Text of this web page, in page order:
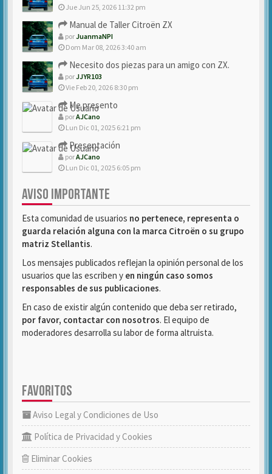
Jue Jun 25, 2026 11:32 pm
Manual de Taller Citroën ZX
porJuanmaNPI
Dom Mar 08, 2026 3:40 am
Necesito dos piezas para un amigo con ZX.
porJJYR103
Vie Feb 20, 2026 8:30 pm
Me presento
porAJCano
Lun Dic 01, 2025 6:21 pm
Presentación
porAJCano
Lun Dic 01, 2025 6:05 pm
AVISO IMPORTANTE
Esta comunidad de usuarios no pertenece, representa o
guarda relación alguna con la marca Citroën o su grupo
matriz Stellantis.
Los mensajes publicados reflejan la opinión personal de los
usuarios que las escriben y en ningún caso somos
responsables de sus publicaciones.
En caso de existir algún contenido que deba ser retirado,
por favor, contactar con nosotros. El equipo de
moderadores desarrolla su labor de forma altruista.
FAVORITOS
Aviso Legal y Condiciones de Uso
Política de Privacidad y Cookies
Eliminar Cookies